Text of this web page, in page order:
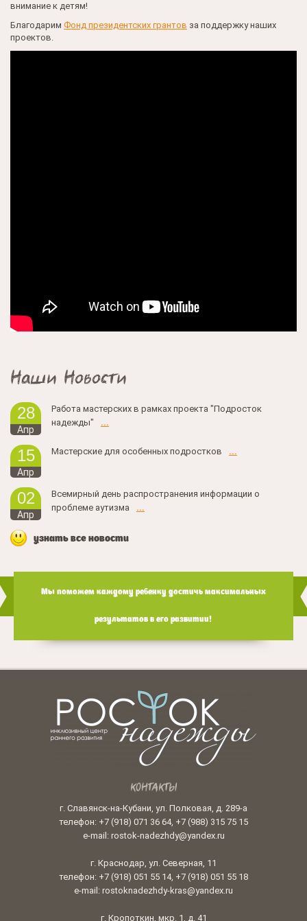
внимание к детям!
Благодарим Фонд президентских грантов за поддержку наших
проектов.
Наши Новости
Работа мастерских в рамках проекта "Подросток
надежды"
...
28
Апр
Мастерские для особенных подростков ...
15
Апр
Всемирный день распространения информации о
проблеме аутизма
...
02
Апр
узнать все новости
Мы поможем каждому ребенку достичь максимальных
результатов в его развитии!
КОНТАКТЫ
г. Славянск-на-Кубани, ул. Полковая, д. 289-а
телефон: +7 (918) 071 36 64, +7 (988) 315 75 15
e-mail: rostok-nadezhdy@yandex.ru
г. Краснодар, ул. Северная, 11
телефон: +7 (918) 051 55 14, +7 (918) 051 55 18
e-mail: rostoknadezhdy-kras@yandex.ru
г. Кропоткин, мкр. 1, д. 41